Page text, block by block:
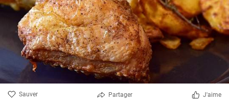
Sauver Partager J'aime